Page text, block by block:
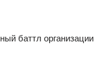
баттл организации